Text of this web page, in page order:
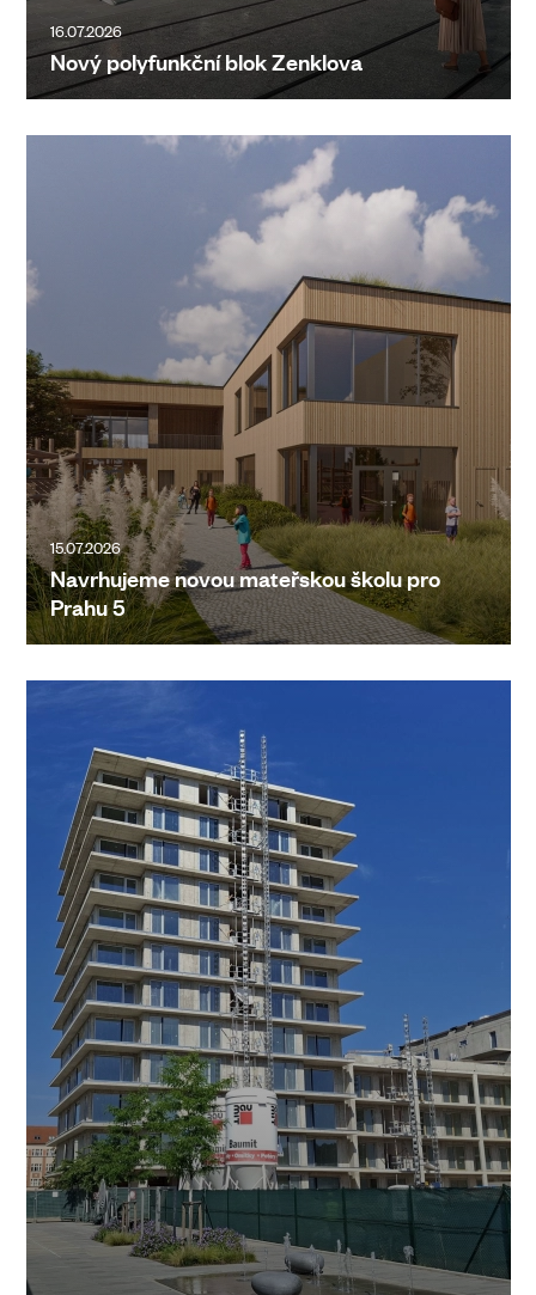
16.07.2026
Nový polyfunkční blok Zenklova
15.07.2026
Navrhujeme novou mateřskou školu pro
Prahu 5